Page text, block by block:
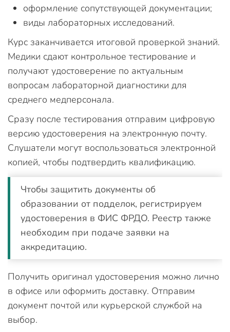
оформление сопутствующей документации;
виды лабораторных исследований.
Курс заканчивается итоговой проверкой знаний.
Медики сдают контрольное тестирование и
получают удостоверение по актуальным
вопросам лабораторной диагностики для
среднего медперсонала.
Сразу после тестирования отправим цифровую
версию удостоверения на электронную почту.
Слушатели могут воспользоваться электронной
копией, чтобы подтвердить квалификацию.
Чтобы защитить документы об
образовании от подделок, регистрируем
удостоверения в ФИС ФРДО. Реестр также
необходим при подаче заявки на
аккредитацию.
Получить оригинал удостоверения можно лично
в офисе или оформить доставку. Отправим
документ почтой или курьерской службой на
выбор.